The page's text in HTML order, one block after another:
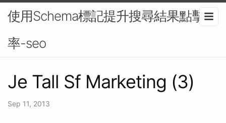
使用Schema標記提升搜尋結果點擊
率-seo
Je Tall Sf Marketing (3)
Sep 11, 2013